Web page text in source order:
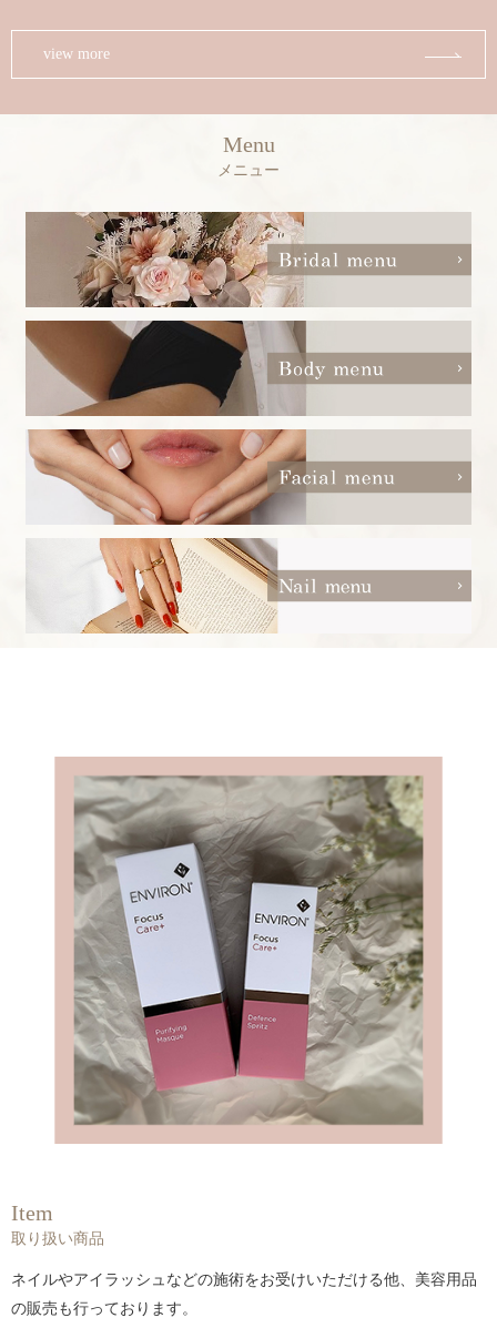
view more
Menu
メニュー
Item
取り扱い商品
ネイルやアイラッシュなどの施術をお受けいただける他、美容用品
の販売も行っております。